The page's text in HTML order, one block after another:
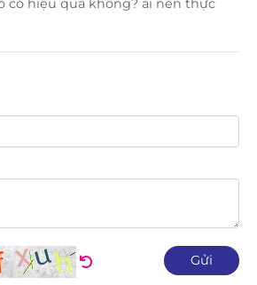
có hiệu quả không? ai nên thực
Gửi